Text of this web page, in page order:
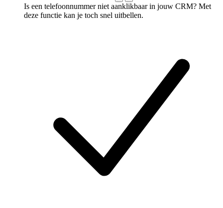
Is een telefoonnummer niet aanklikbaar in jouw CRM? Met
deze functie kan je toch snel uitbellen.